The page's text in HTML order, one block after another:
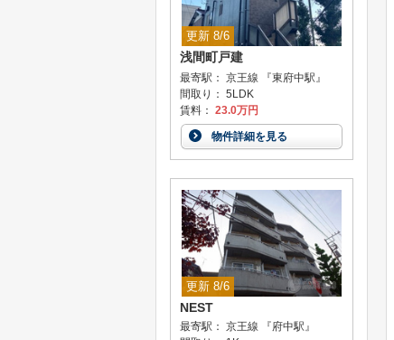
更新 8/6
浅間町戸建
最寄駅： 京王線 『東府中駅』
間取り： 5LDK
賃料： 23.0万円
物件詳細を見る
更新 8/6
NEST
最寄駅： 京王線 『府中駅』